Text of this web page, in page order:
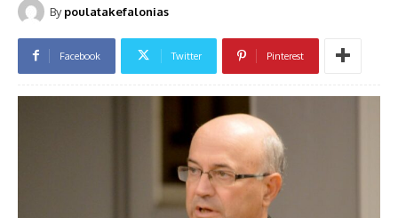
By poulatakefalonias
Facebook Twitter Pinterest